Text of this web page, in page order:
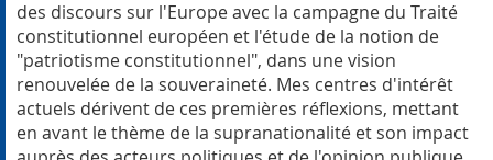
des discours sur l'Europe avec la campagne du Traité
constitutionnel européen et l'étude de la notion de
"patriotisme constitutionnel", dans une vision
renouvelée de la souveraineté. Mes centres d'intérêt
actuels dérivent de ces premières réflexions, mettant
en avant le thème de la supranationalité et son impact